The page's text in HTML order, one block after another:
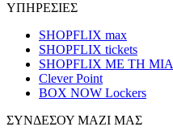
ΥΠΗΡΕΣΙΕΣ
SHOPFLIX max
SHOPFLIX tickets
SHOPFLIX ΜΕ ΤΗ ΜΙΑ
Clever Point
BOX NOW Lockers
ΣΥΝΔΕΣΟΥ ΜΑΖΙ ΜΑΣ